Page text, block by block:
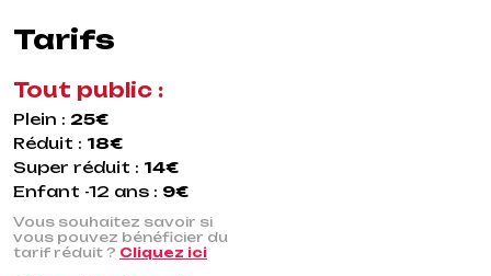
Tarifs
Tout public :
Plein : 25€
Réduit : 18€
Super réduit : 14€
Enfant -12 ans : 9€
Vous souhaitez savoir si
vous pouvez bénéficier du
tarif réduit ? Cliquez ici